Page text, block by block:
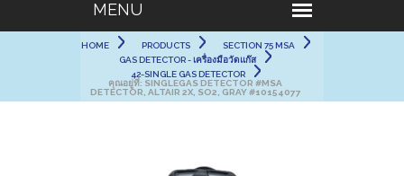
HOME PRODUCTS
SECTION 75 MSA
GAS DETECTOR - เครื่องมือวัดแก๊ส
42-SINGLE GAS DETECTOR
คุณอยู่ที่: SINGLEGAS DETECTOR #MSA
DETECTOR, ALTAIR 2X, SO2, GRAY #10154077